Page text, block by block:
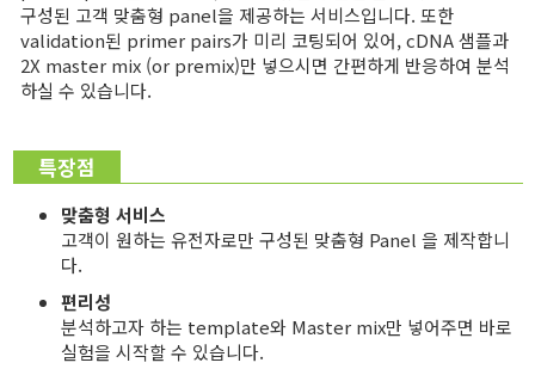
구성된 고객 맞춤형 panel을 제공하는 서비스입니다. 또한
validation된 primer pairs가 미리 코팅되어 있어, cDNA 샘플과
2X master mix (or premix)만 넣으시면 간편하게 반응하여 분석
하실 수 있습니다.
특장점
맞춤형 서비스
고객이 원하는 유전자로만 구성된 맞춤형 Panel 을 제작합니
다.
편리성
분석하고자 하는 template와 Master mix만 넣어주면 바로
실험을 시작할 수 있습니다.